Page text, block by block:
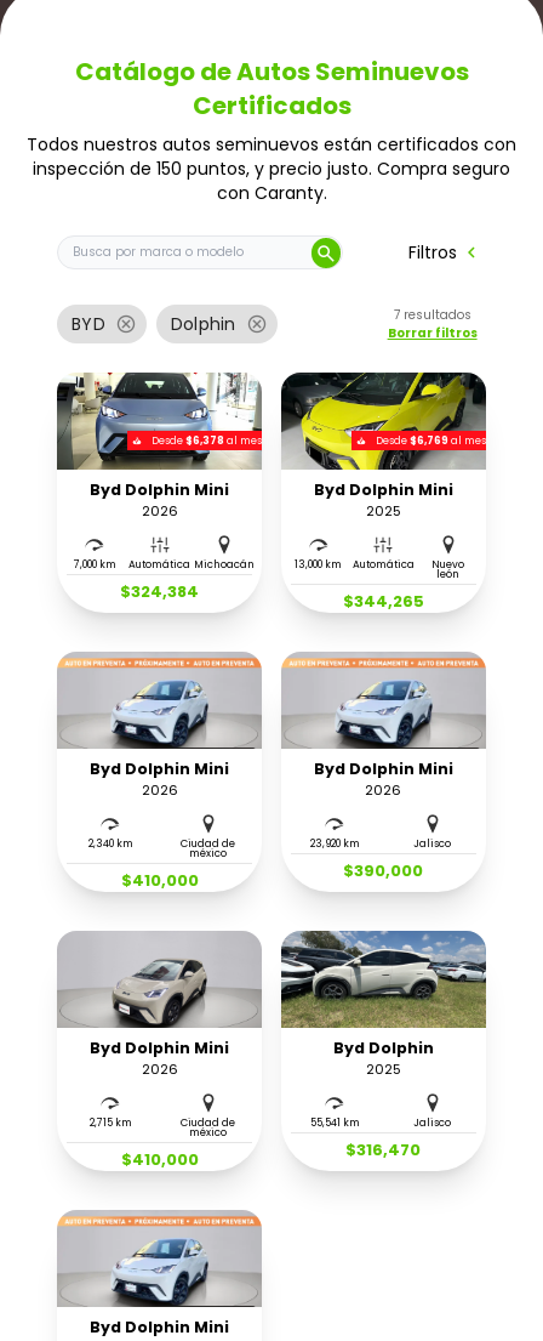
Catálogo de Autos Seminuevos
Certificados
Todos nuestros autos seminuevos están certificados con
inspección de 150 puntos, y precio justo. Compra seguro
con Caranty.
Buscar auto por marca o modelo
search Filtros chevron_left
BYD cancel Dolphin cancel 7 resultados
Borrar filtros
Desde$6,378 al mes
Byd Dolphin Mini
2026
7,000 km Automática Michoacán
$324,384
Desde$6,769al mes
Byd Dolphin Mini
2025
13,000 km Automática Nuevo
león
$344,265
Byd Dolphin Mini
2026
2,340 km Ciudad de
méxico
$410,000
Byd Dolphin Mini
2026
23,920 km Jalisco
$390,000
Byd Dolphin Mini
2026
2,715 km Ciudad de
méxico
$410,000
Byd Dolphin
2025
55,541 km Jalisco
$316,470
Byd Dolphin Mini